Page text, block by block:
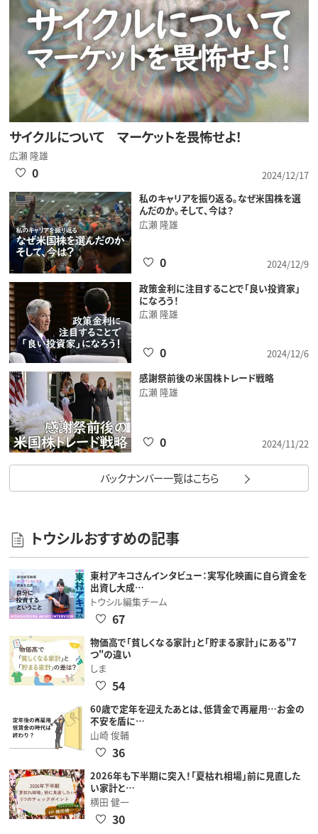
サイクルについて マーケットを畏怖せよ！
広瀬 隆雄
2024/12/17
0
私のキャリアを振り返る。なぜ米国株を選
んだのか。そして、今は？
広瀬 隆雄
2024/12/9
0
政策金利に注目することで「良い投資家」
になろう！
広瀬 隆雄
2024/12/6
0
感謝祭前後の米国株トレード戦略
広瀬 隆雄
2024/11/22
0
バックナンバー一覧はこちら
トウシルおすすめの記事
東村アキコさんインタビュー：実写化映画に自ら資金を
出資し大成…
トウシル編集チーム
67
物価高で「貧しくなる家計」と「貯まる家計」にある"7
つ"の違い
しま
54
60歳で定年を迎えたあとは、低賃金で再雇用…お金の
不安を盾に…
山崎 俊輔
36
2026年も下半期に突入！「夏枯れ相場」前に見直した
い家計と…
横田 健一
30